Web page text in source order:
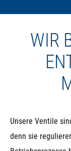
WIR
Unsere Ventile
denn sie